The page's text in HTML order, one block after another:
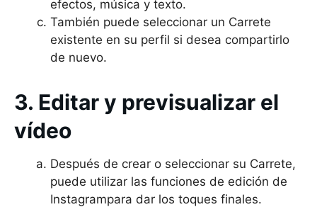
efectos, música y texto.
También puede seleccionar un Carrete
existente en su perfil si desea compartirlo
de nuevo.
3. Editar y previsualizar el
vídeo
Después de crear o seleccionar su Carrete,
puede utilizar las funciones de edición de
Instagrampara dar los toques finales.